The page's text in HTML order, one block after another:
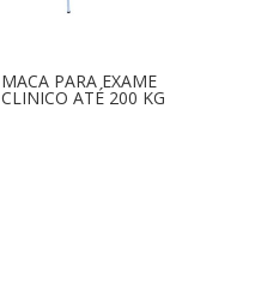
MACA PARA EXAME
CLINICO ATÉ 200 KG